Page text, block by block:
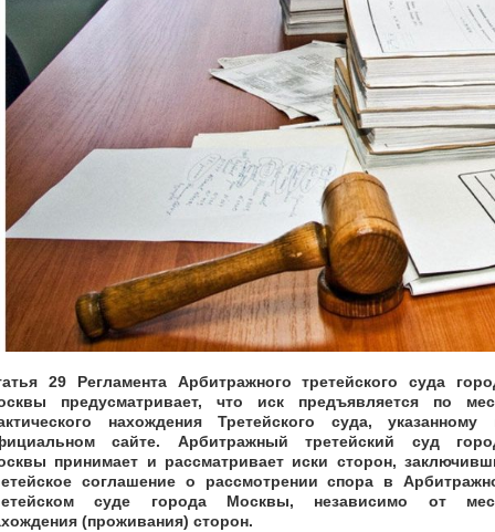
29 Регламента Арбитражного третейского суда
предусматривает, что иск предъявляется по
нахождения Третейского суда, указанному
сайте. Арбитражный третейский суд
принимает и рассматривает иски сторон,
соглашение о рассмотрении спора в
суде города Москвы, независимо от
(проживания) сторон.